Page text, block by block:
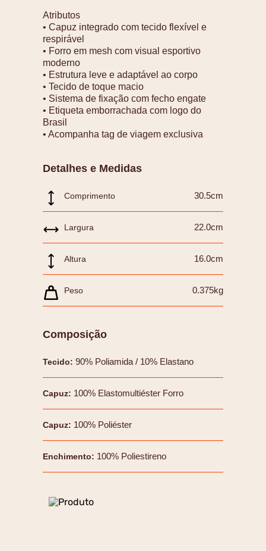
Atributos
• Capuz integrado com tecido flexível e
respirável
• Forro em mesh com visual esportivo
moderno
• Estrutura leve e adaptável ao corpo
• Tecido de toque macio
• Sistema de fixação com fecho engate
• Etiqueta emborrachada com logo do
Brasil
• Acompanha tag de viagem exclusiva
Detalhes e Medidas
Comprimento 30.5cm
Largura 22.0cm
Altura 16.0cm
Peso 0.375kg
Composição
Tecido: 90% Poliamida / 10% Elastano
Capuz: 100% Elastomultiéster Forro
Capuz: 100% Poliéster
Enchimento: 100% Poliestireno